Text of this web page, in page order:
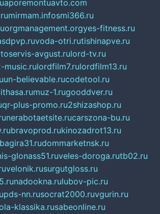
poremontuavto.com
mirmam.infosmi366.ru
orgmanagement.orgyes-fitness.ru
voda-otri.rutishinapve.ru
avgust.rulord-tv.ru
music.rulordfilm7.rulordfilm13.ru
un-believable.rucodetool.ru
muz-1.rugooddver.ru
qr-plus-promo.ru2shizashop.ru
nerabotaetsite.rucarszona-bu.ru
bravoprod.rukinozadrot13.ru
bagira31.rudommarketnsk.ru
glonass51.ruveles-doroga.rutb02.ru
velonik.rusurgutgloss.ru
nadookna.rulubov-pic.ru
pds-nn.rusocrat2000.ruvgurin.ru
klassika.rusabeonline.ru